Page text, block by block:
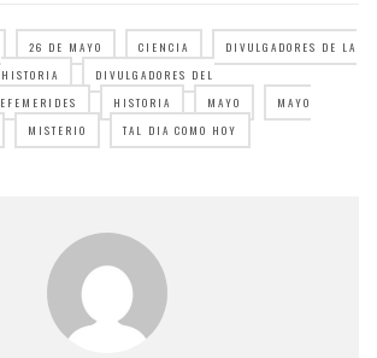
26 DE MAYO CIENCIA
DIVULGADORES DE LA
HISTORIA
DIVULGADORES DEL
EFEMERIDES HISTORIA MAYO
MAYO
MISTERIO TAL DIA COMO HOY